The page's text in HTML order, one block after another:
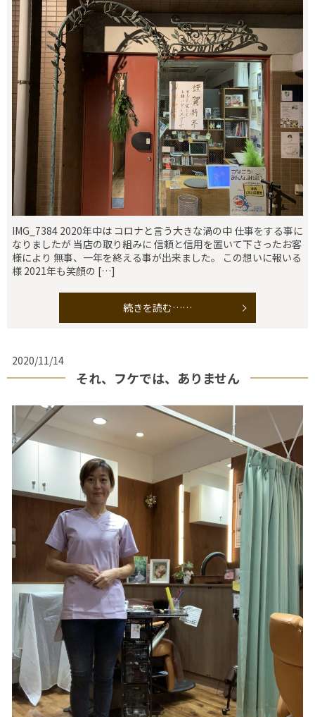
IMG_7384 2020年中は コロナと言う大きな渦の中 仕事をする事に
なりましたが 当店の取り組みに 信頼と信用を置いて下さったお客
様により 無事、一年を終える事が出来ました。 この想いに報いる
様 2021年も笑顔の […]
続きを読む……
2020/11/14
それ、フケでは、ありません